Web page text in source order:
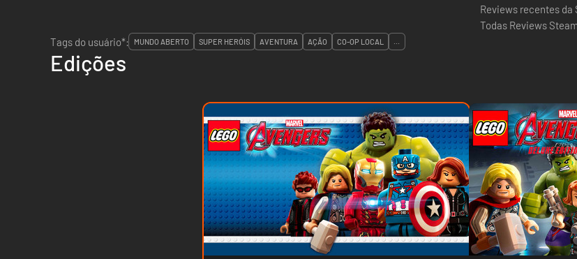
Reviews recentes da
Todas Reviews
Tags do usuário*:
MUNDO ABERTO SUPER HERÓIS AVENTURA AÇÃO CO-OP LOCAL ...
Edições